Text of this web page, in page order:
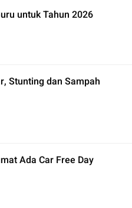
untuk Tahun 2026
Stunting dan Sampah
Ada Car Free Day